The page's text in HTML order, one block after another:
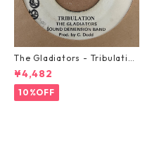
The Gladiators - Tribulation
【7-21365】
¥4,482
10%OFF